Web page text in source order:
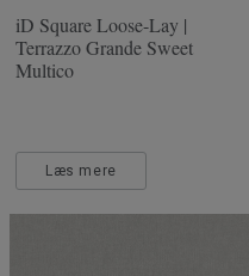
iD Square Loose-Lay |
Terrazzo Grande Sweet
Multico
Læs mere